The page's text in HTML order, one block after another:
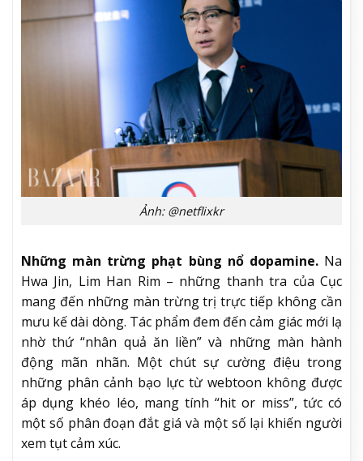
Ảnh: @netflixkr
Những màn trừng phạt bùng nổ dopamine.Na
Hwa Jin, Lim Han Rim – những thanh tra của Cục
mang đến những màn trừng trị trực tiếp không cần
mưu kế dài dòng. Tác phẩm đem đến cảm giác mới lạ
nhờ thứ “nhân quả ăn liền” và những màn hành
động mãn nhãn. Một chút sự cường điệu trong
những phân cảnh bạo lực từ webtoon không được
áp dụng khéo léo, mang tính “hit or miss”, tức có
một số phân đoạn đắt giá và một số lại khiến người
xem tụt cảm xúc.